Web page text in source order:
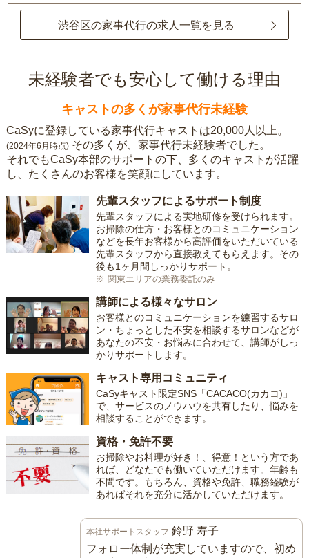
渋谷区の家事代行の求人一覧を見る
未経験者でも安心して働ける理由
キャストの多くが家事代行未経験
CaSyに登録している家事代行キャストは20,000人以上。
(2024年6月時点) その多くが、家事代行未経験者でした。
それでもCaSy本部のサポートの下、多くのキャストが活躍
し、たくさんのお客様を笑顔にしています。
先輩スタッフによるサポート制度
先輩スタッフによる実地研修を受けられます。
お掃除の仕方・お客様とのコミュニケーション
などを長年お客様から高評価をいただいている
先輩スタッフから直接教えてもらえます。その
後も1ヶ月間しっかりサポート。
※ 関東エリアの業務委託のみ
講師による様々なサロン
お客様とのコミュニケーションを練習するサロ
ン・ちょっとした不安を相談するサロンなどが
あなたの不安・お悩みに合わせて、講師がしっ
かりサポートします。
キャスト専用コミュニティ
CaSyキャスト限定SNS「CACACO(カカコ)」
で、サービスのノウハウを共有したり、悩みを
相談することができます。
資格・免許不要
お掃除やお料理が好き！、得意！という方であ
れば、どなたでも働いていただけます。年齢も
不問です。もちろん、資格や免許、職務経験が
あればそれを充分に活かしていただけます。
本社サポートスタッフ 鈴野 寿子
フォロー体制が充実していますので、初め